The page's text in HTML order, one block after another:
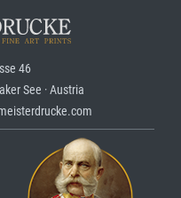
46
See · Austria